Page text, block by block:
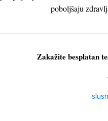
poboljšaju
Zakažite besplatan